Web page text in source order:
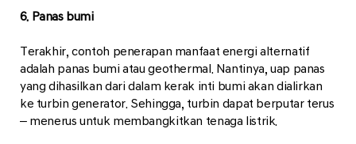
6. Panas bumi
Terakhir, contoh penerapan manfaat energi alternatif
adalah panas bumi atau geothermal. Nantinya, uap panas
yang dihasilkan dari dalam kerak inti bumi akan dialirkan
ke turbin generator. Sehingga, turbin dapat berputar terus
– menerus untuk membangkitkan tenaga listrik.